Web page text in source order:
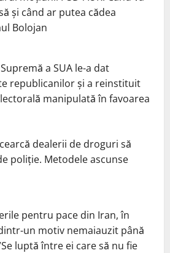
și când ar putea cădea
Bolojan
a SUA le-a dat
republicanilor și a reinstituit
manipulată în favoarea
dealerii de droguri să
poliție. Metodele ascunse
pentru pace din Iran, în
un motiv nemaiauzit până
luptă între ei care să nu fie